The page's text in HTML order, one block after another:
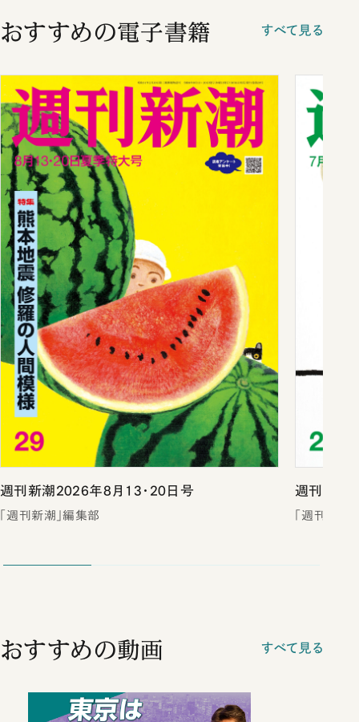
おすすめの電子書籍 すべて見る
週刊新潮2026年8月13・20日号
「週刊新潮」編集部
週刊新潮
「週刊新潮
おすすめの動画 すべて見る